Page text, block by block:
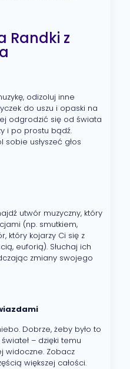
Randki z
odizoluj inne
do uszu i opaski na
odgrodzić się od świata
i po prostu bądź.
sobie usłyszeć głos
utwór muzyczny, który
(np. smutkiem,
który kojarzy Ci się z
euforią). Słuchaj ich
zmiany swojego
Dobrze, żeby było to
– dzięki temu
widoczne. Zobacz
większej całości.